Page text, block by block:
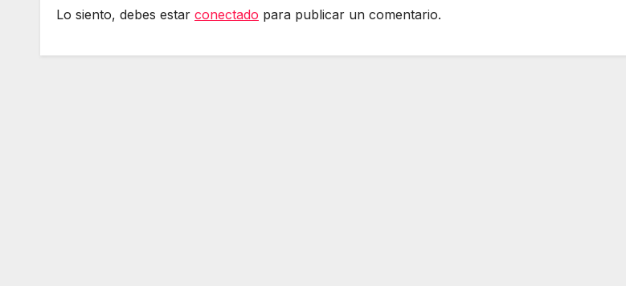
Lo siento, debes estar conectado para publicar un comentario.